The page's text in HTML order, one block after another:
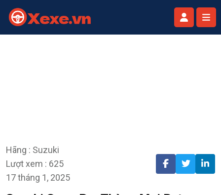
Hãng : Suzuki
Lượt xem : 625
17 tháng 1, 2025